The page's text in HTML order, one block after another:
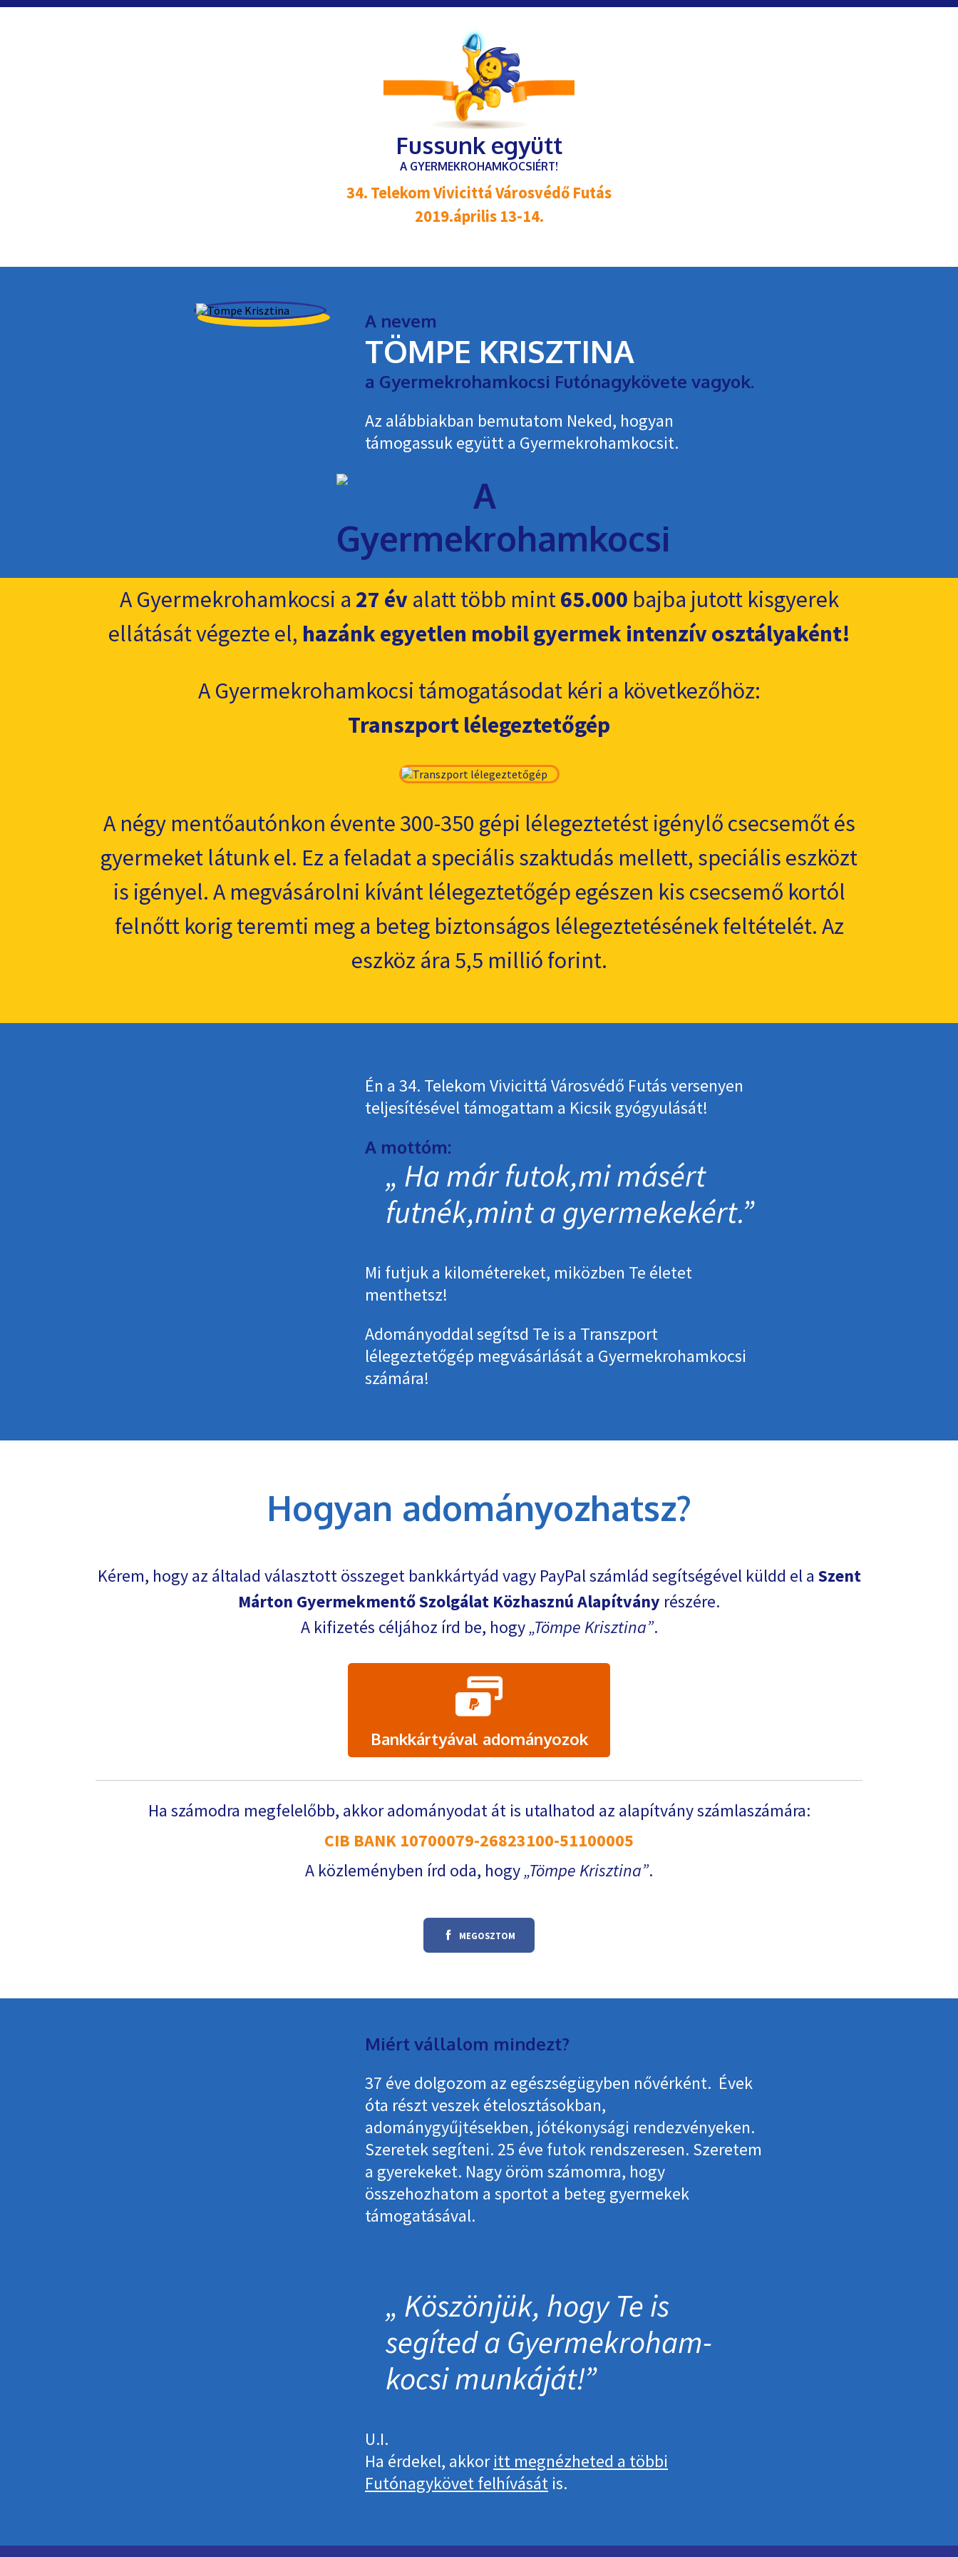
Fussunk együtt
A GYERMEKROHAMKOCSIÉRT!
34. Telekom Vivicittá Városvédő Futás
2019.április 13-14.
A nevem
TÖMPE KRISZTINA
a Gyermekrohamkocsi Futónagykövete vagyok.
Az alábbiakban bemutatom Neked, hogyan
támogassuk együtt a Gyermekroham­kocsit.
A Gyermekrohamkocsi a 27 évalatt több mint65.000 bajba jutott kisgyerek
ellátását végezte el, hazánk egyetlen mobil gyermek intenzív osztályaként!
A Gyermekrohamkocsi támogatásodat kéri a következőhöz:
Transzport lélegeztetőgép
A négy mentőautónkon évente 300-350 gépi lélegeztetést igénylő csecsemőt és
gyermeket látunk el. Ez a feladat a speciális szaktudás mellett, speciális eszközt
is igényel. A megvásárolni kívánt lélegeztetőgép egészen kis csecsemő kortól
felnőtt korig teremti meg a beteg biztonságos lélegeztetésének feltételét. Az
eszköz ára 5,5 millió forint.
Én a 34. Telekom Vivicittá Városvédő Futás versenyen
teljesítésével támogattam a Kicsik gyógyulását!
A mottóm:
Ha már futok,mi másért
futnék,mint a gyermekekért.
Mi futjuk a kilométereket, miközben Te életet
menthetsz!
Adományoddal segítsd Te is a Transzport
lélegeztetőgép megvásárlását a Gyermekrohamkocsi
számára!
Hogyan adományozhatsz?
Kérem, hogy az általad választott összeget bankkártyád vagy PayPal számlád segítségével küldd el a Szent
Márton Gyermekmentő Szolgálat Közhasznú Alapítvány részére.
A kifizetés céljához írd be, hogy Tömpe Krisztina .
Bankkártyával adományozok
Ha számodra megfelelőbb, akkor adományodat át is utalhatod az alapítvány számlaszámára:
CIB BANK 10700079-26823100-51100005
A közleményben írd oda, hogy Tömpe Krisztina .
MEGOSZTOM
Miért vállalom mindezt?
37 éve dolgozom az egészségügyben nővérként. Évek
óta részt veszek ételosztásokban,
adománygyűjtésekben, jótékonysági rendezvényeken.
Szeretek segíteni. 25 éve futok rendszeresen. Szeretem
a gyerekeket. Nagy öröm számomra, hogy
összehozhatom a sportot a beteg gyermekek
támogatásával.
Köszönjük, hogy Te is
segíted a Gyermek­roham­
kocsi munkáját!
U.I.
Ha érdekel, akkoritt megnézheted a többi
Futónagykövet felhívását is.